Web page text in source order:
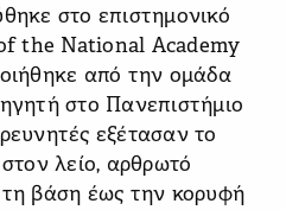
στο επιστημονικό
the National Academy
από την ομάδα
στο Πανεπιστήμιο
εξέτασαν το
λείο, αρθρωτό
βάση έως την κορυφή